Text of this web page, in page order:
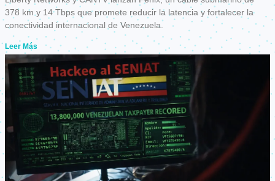
378 km y 14 Tbps que promete reducir la latencia y fortalecer la
conectividad internacional de Venezuela.
Leer Más